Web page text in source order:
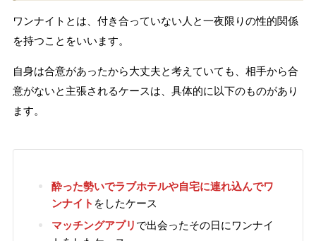
ワンナイトとは、付き合っていない人と一夜限りの性的関係
を持つことをいいます。
自身は合意があったから大丈夫と考えていても、相手から合
意がないと主張されるケースは、具体的に以下のものがあり
ます。
酔った勢いでラブホテルや自宅に連れ込んでワ
ンナイト をしたケース
マッチングアプリ で出会ったその日にワンナイ